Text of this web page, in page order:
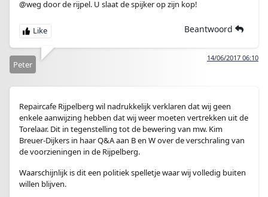
@weg door de rijpel. U slaat de spijker op zijn kop!
Beantwoord
14/06/2017 06:10
Peter
Repaircafe Rijpelberg wil nadrukkelijk verklaren dat wij geen
enkele aanwijzing hebben dat wij weer moeten vertrekken uit de
Torelaar. Dit in tegenstelling tot de bewering van mw. Kim
Breuer-Dijkers in haar Q&A aan B en W over de verschraling van
de voorzieningen in de Rijpelberg.
Waarschijnlijk is dit een politiek spelletje waar wij volledig buiten
willen blijven.